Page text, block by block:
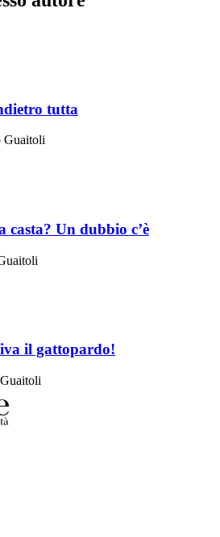
tutta
Guaitoli
casta? Un dubbio c’è
il gattopardo!